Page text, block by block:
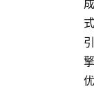
成
式
引
擎
优